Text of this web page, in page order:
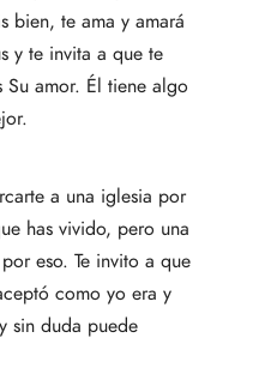
bien, te ama y amará
y te invita a que te
Su amor. Él tiene algo
a una iglesia por
has vivido, pero una
eso. Te invito a que
como yo era y
sin duda puede